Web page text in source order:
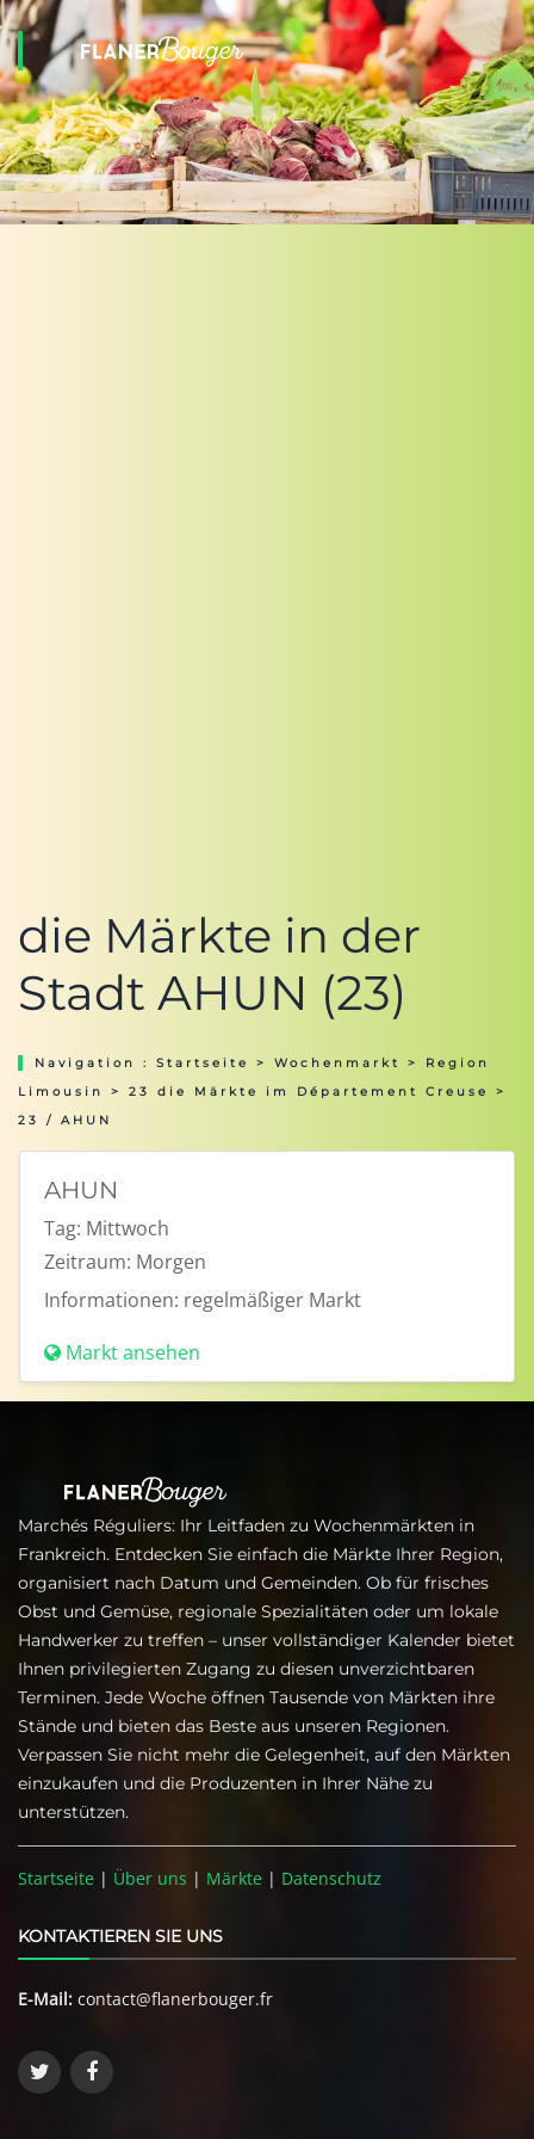
die Märkte in der
Stadt AHUN (23)
Navigation : Startseite > Wochenmarkt > Region
Limousin
> 23 die Märkte im Département Creuse
>
23 / AHUN
AHUN
Tag: Mittwoch
Zeitraum: Morgen
Informationen: regelmäßiger Markt
Markt ansehen
Marchés Réguliers: Ihr Leitfaden zu Wochenmärkten in
Frankreich. Entdecken Sie einfach die Märkte Ihrer Region,
organisiert nach Datum und Gemeinden. Ob für frisches
Obst und Gemüse, regionale Spezialitäten oder um lokale
Handwerker zu treffen – unser vollständiger Kalender bietet
Ihnen privilegierten Zugang zu diesen unverzichtbaren
Terminen. Jede Woche öffnen Tausende von Märkten ihre
Stände und bieten das Beste aus unseren Regionen.
Verpassen Sie nicht mehr die Gelegenheit, auf den Märkten
einzukaufen und die Produzenten in Ihrer Nähe zu
unterstützen.
Startseite | Über uns | Märkte | Datenschutz
KONTAKTIEREN SIE UNS
E-Mail: contact@flanerbouger.fr